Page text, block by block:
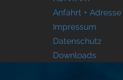
Anfahrt + Adresse
Impressum
Datenschutz
Downloads